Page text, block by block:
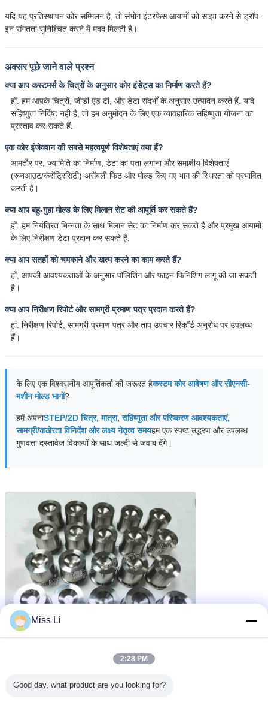
यदि यह प्रतिस्थापन कोर सम्मिलन है, तो संभोग इंटरफ़ेस आयामों को साझा करने से ड्रॉप-
इन संगतता सुनिश्चित करने में मदद मिलती है।
अक्सर पूछे जाने वाले प्रश्न
क्या आप कस्टमर्स के चित्रों के अनुसार कोर इंसेट्स का निर्माण करते हैं?
हाँ. हम आपके चित्रों, जीडी एंड टी, और डेटा संदर्भों के अनुसार उत्पादन करते हैं. यदि
सहिष्णुता निर्दिष्ट नहीं है, तो हम अनुमोदन के लिए एक व्यावहारिक सहिष्णुता योजना का
प्रस्ताव कर सकते हैं.
एक कोर इंजेक्शन की सबसे महत्वपूर्ण विशेषताएं क्या हैं?
आमतौर पर, ज्यामिति का निर्माण, डेटा का पता लगाना और समाक्षीय विशेषताएं
(रूनआउट/कंसेंट्रिसिटी) असेंबली फिट और मोल्ड किए गए भाग की स्थिरता को प्रभावित
करती हैं।
क्या आप बहु-गुहा मोल्ड के लिए मिलान सेट की आपूर्ति कर सकते हैं?
हाँ. हम नियंत्रित भिन्नता के साथ मिलान सेट का निर्माण कर सकते हैं और प्रमुख आयामों
के लिए निरीक्षण डेटा प्रदान कर सकते हैं.
क्या आप सतहों को चमकाने और खत्म करने का काम करते हैं?
हाँ, आपकी आवश्यकताओं के अनुसार पॉलिशिंग और फाइन फिनिशिंग लागू की जा सकती
है।
क्या आप निरीक्षण रिपोर्ट और सामग्री प्रमाण पत्र प्रदान करते हैं?
हां. निरीक्षण रिपोर्ट, सामग्री प्रमाण पत्र और ताप उपचार रिकॉर्ड अनुरोध पर उपलब्ध
हैं।
के लिए एक विश्वसनीय आपूर्तिकर्ता की जरूरत हैकस्टम कोर आवेषण और सीएनसी-
मशीन मोल्ड भागों?
हमें अपनाSTEP/2D चित्र, मात्रा, सहिष्णुता और परिष्करण आवश्यकताएं,
सामग्री/कठोरता विनिर्देश और लक्ष्य नेतृत्व समयहम एक स्पष्ट उद्धरण और उपलब्ध
गुणवत्ता दस्तावेज विकल्पों के साथ जल्दी से जवाब देंगे।
सीएनसी मोड़ भागों
सबसे उत्तम प्रतिदान प्राप्त करें
Miss Li
2:28 PM
Good day, what product are you looking for?